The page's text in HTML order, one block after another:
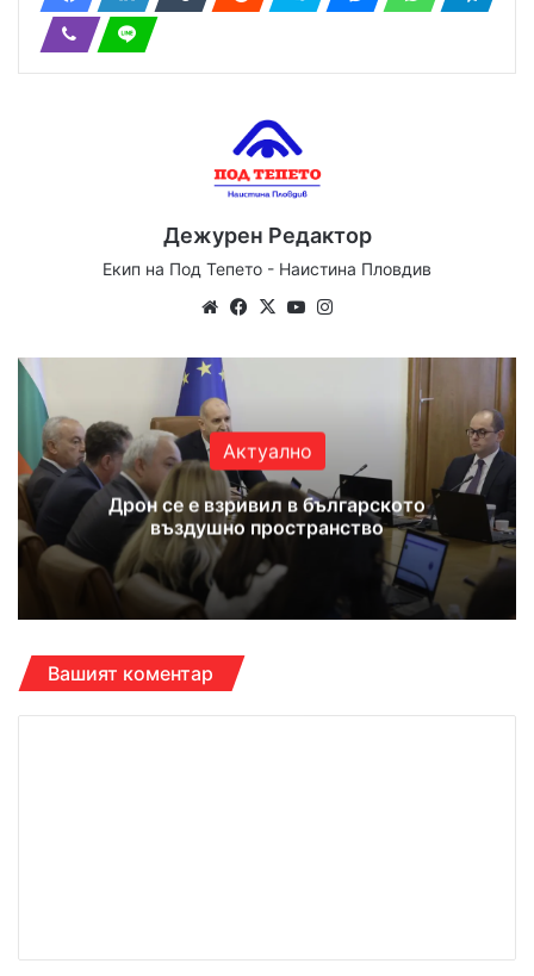
Дежурен Редактор
Екип на Под Тепето - Наистина Пловдив
WebsiteFacebook
X YouTube
Актуално
Дрон се е взривил в българското
въздушно пространство
Вашият коментар